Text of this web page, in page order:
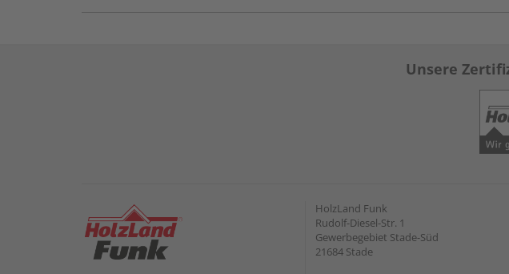
Unsere
HolzLand Funk
Rudolf-Diesel-Str. 1
Gewerbegebiet Stade-Süd
21684 Stade